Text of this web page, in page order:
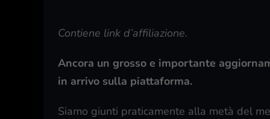
Contiene link d’affiliazione.
Ancora un grosso e importante
in arrivo sulla piattaforma.
Siamo giunti praticamente alla metà del